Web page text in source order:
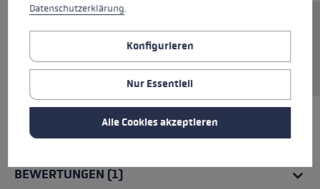
Ersatzteller Alpine Racing für alle LEKI Spitzen
mit Gewinde. Der Wechsel funktioniert ohne
Werkzeug.
ALLE EIGENSCHAFTEN
BEWERTUNGEN (1)
Datenschutzerklärung.
Konfigurieren
Nur Essentiell
Alle Cookies akzeptieren